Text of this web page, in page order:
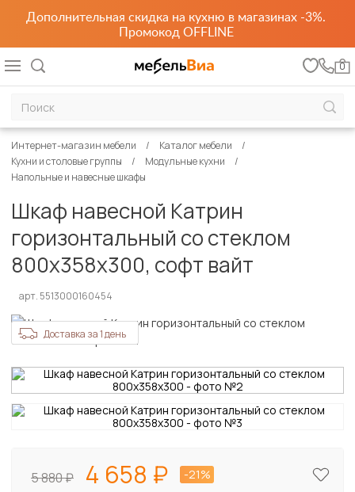
Дополнительная скидка на кухню в магазинах -3%.
Промокод OFFLINE
0
Интернет-магазин мебели
Каталог мебели
Кухни и столовые группы
Модульные кухни
Напольные и навесные шкафы
Шкаф навесной Катрин
горизонтальный со стеклом
800х358х300, софт вайт
арт. 5513000160454
Доставка за 1 день
5 880 4 658 -21%